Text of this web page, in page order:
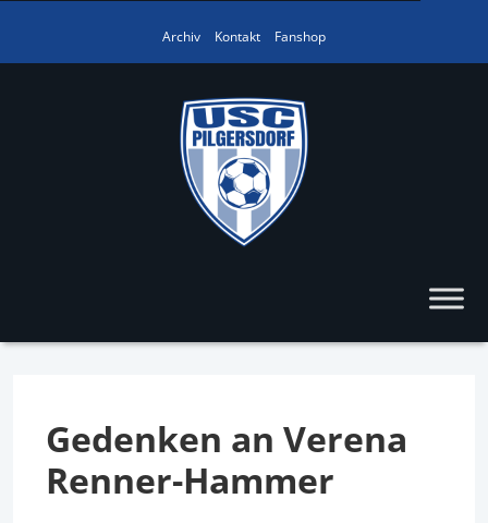
Archiv Kontakt Fanshop
Gedenken an Verena
Renner-Hammer